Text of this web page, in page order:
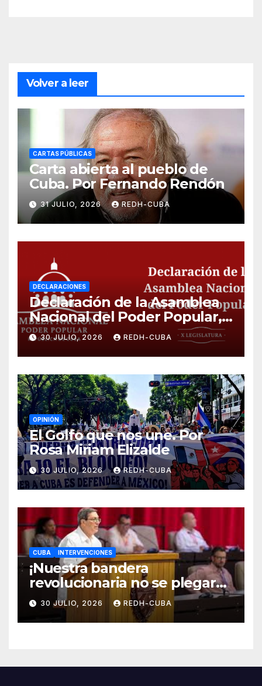
Volver a leer
CARTAS PÚBLICAS
Carta abierta al pueblo de
Cuba. Por Fernando Rendón
31 JULIO, 2026 REDH-CUBA
DECLARACIONES
Declaración de la Asamblea
Nacional del Poder Popular,
¡Cesen el cerco energético y
el castigo colectivo al pueblo
cubano!
30 JULIO, 2026 REDH-CUBA
OPINIÓN
El Golfo que nos une. Por
Rosa Miriam Elizalde
30 JULIO, 2026 REDH-CUBA
CUBA INTERVENCIONES
¡Nuestra bandera
revolucionaria no se plegará
jamás! Por Bruno Rodríguez
Parrilla
30 JULIO, 2026 REDH-CUBA